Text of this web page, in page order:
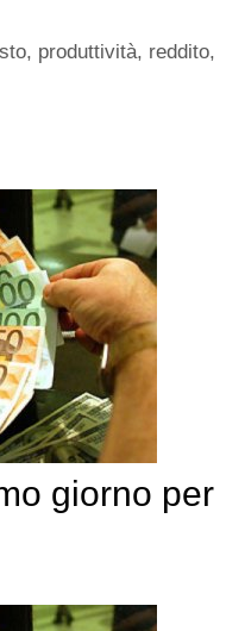
, produttività, reddito,
giorno per